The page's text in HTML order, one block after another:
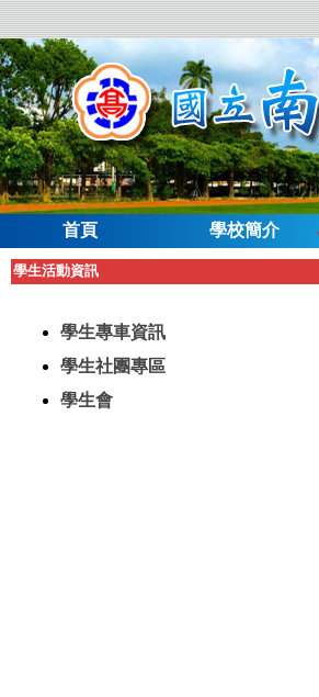
首頁 學校簡介
學生活動資訊
學生專車資訊
學生社團專區
學生會